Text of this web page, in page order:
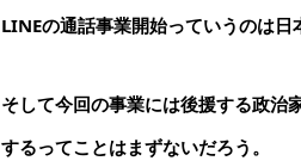
LINEの通話事業開始っていうのは日
そして今回の事業には後援する政治
するってことはまずないだろう。